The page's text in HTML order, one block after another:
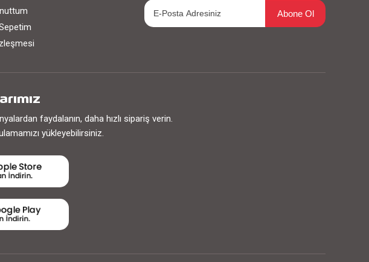
Abone Ol
faydalanın, daha hızlı sipariş verin.
yükleyebilirsiniz.